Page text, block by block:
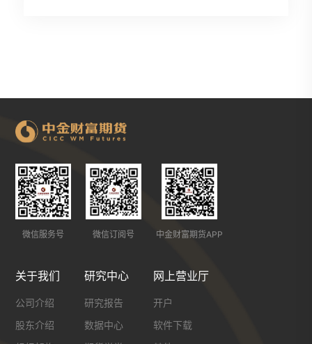
微信服务号 微信订阅号 中金财富期货APP
关于我们
公司介绍
股东介绍
研究中心
研究报告
数据中心
网上营业厅
开户
软件下载